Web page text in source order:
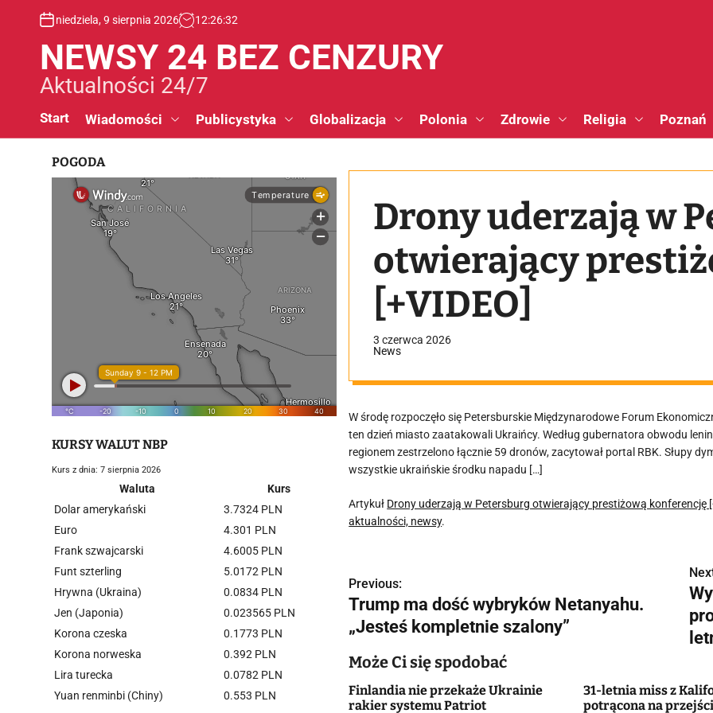
niedziela, 9 sierpnia 2026 12:26:33
NEWSY 24 BEZ CENZURY
Aktualności 24/7
Start Wiadomości Publicystyka Globalizacja Polonia Zdrowie Religia Poznań
Drony uderzają w
otwierający
[+VIDEO]
3 czerwca 2026
News
W środę rozpoczęło się Petersburskie Międzynarodowe Forum
ten dzień miasto zaatakowali Ukraińcy. Według gubernatora obwodu
regionem zestrzelono łącznie 59 dronów, zacytował portal RBK. Słupy
wszystkie ukraińskie środku napadu […]
Artykuł Drony uderzają w Petersburg otwierający prestiżową konferencję
aktualności, newsy.
N
a
w
i
g
Previous:
Trump ma dość wybryków Netanyahu.
„Jesteś kompletnie szalony”
Może Ci się spodobać
Finlandia nie przekaże Ukrainie
rakier systemu Patriot
31-letnia miss z
potrącona na
POGODA
KURSY WALUT NBP
Kurs z dnia: 7 sierpnia 2026
Waluta
Kurs
Dolar amerykański
3.7324 PLN
Euro
4.301 PLN
Frank szwajcarski
4.6005 PLN
Funt szterling
5.0172 PLN
Hrywna (Ukraina)
0.0834 PLN
Jen (Japonia)
0.023565 PLN
Korona czeska
0.1773 PLN
Korona norweska
0.392 PLN
Lira turecka
0.0782 PLN
Yuan renminbi (Chiny)
0.553 PLN